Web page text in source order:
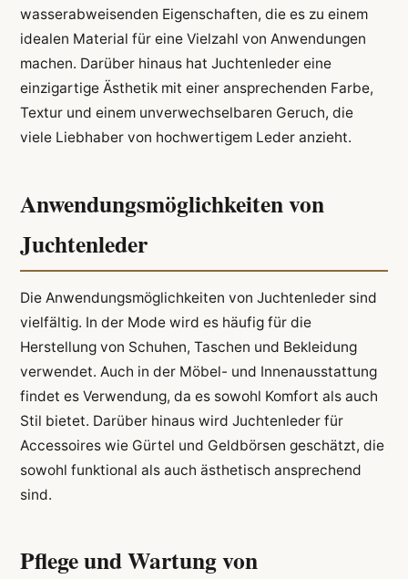
wasserabweisenden Eigenschaften, die es zu einem
idealen Material für eine Vielzahl von Anwendungen
machen. Darüber hinaus hat Juchtenleder eine
einzigartige Ästhetik mit einer ansprechenden Farbe,
Textur und einem unverwechselbaren Geruch, die
viele Liebhaber von hochwertigem Leder anzieht.
Anwendungsmöglichkeiten von
Juchtenleder
Die Anwendungsmöglichkeiten von Juchtenleder sind
vielfältig. In der Mode wird es häufig für die
Herstellung von Schuhen, Taschen und Bekleidung
verwendet. Auch in der Möbel- und Innenausstattung
findet es Verwendung, da es sowohl Komfort als auch
Stil bietet. Darüber hinaus wird Juchtenleder für
Accessoires wie Gürtel und Geldbörsen geschätzt, die
sowohl funktional als auch ästhetisch ansprechend
sind.
Pflege und Wartung von